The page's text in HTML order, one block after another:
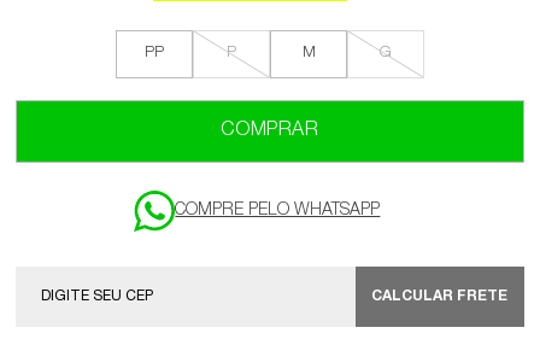
PP P M G
COMPRAR
CALCULAR FRETE